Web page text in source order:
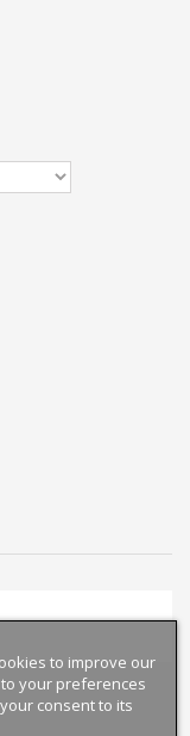
to improve our
your preferences
consent to its